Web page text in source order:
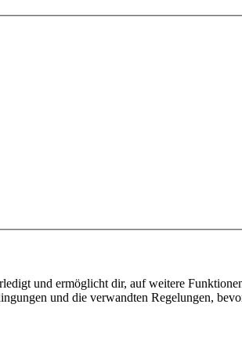
und ermöglicht dir, auf weitere
und die verwandten Regelungen,